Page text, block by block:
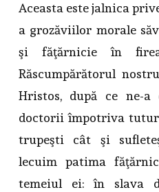
Aceasta este jalnica
a grozăviilor morale
şi făţărnicie în
Răscumpărătorul
Hristos, după ce ne-
doctorii împotriva
trupeşti cât şi
lecuim patima
temeiul ei: în slava